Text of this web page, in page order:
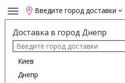
Toggle
navigation
Введите город доставки
Доставка в город Днепр
Киев
Днепр
+38 (050)